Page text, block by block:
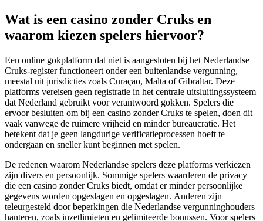
Wat is een casino zonder Cruks en
waarom kiezen spelers hiervoor?
Een online gokplatform dat niet is aangesloten bij het Nederlandse
Cruks-register functioneert onder een buitenlandse vergunning,
meestal uit jurisdicties zoals Curaçao, Malta of Gibraltar. Deze
platforms vereisen geen registratie in het centrale uitsluitingssysteem
dat Nederland gebruikt voor verantwoord gokken. Spelers die
ervoor besluiten om bij een casino zonder Cruks te spelen, doen dit
vaak vanwege de ruimere vrijheid en minder bureaucratie. Het
betekent dat je geen langdurige verificatieprocessen hoeft te
ondergaan en sneller kunt beginnen met spelen.
De redenen waarom Nederlandse spelers deze platforms verkiezen
zijn divers en persoonlijk. Sommige spelers waarderen de privacy
die een casino zonder Cruks biedt, omdat er minder persoonlijke
gegevens worden opgeslagen en opgeslagen. Anderen zijn
teleurgesteld door beperkingen die Nederlandse vergunninghouders
hanteren, zoals inzetlimieten en gelimiteerde bonussen. Voor spelers